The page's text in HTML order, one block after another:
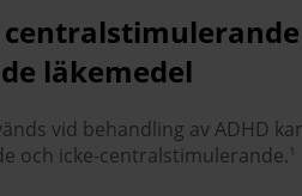
läkemedel
vid behandling av ADHD
och icke-centralstimulerande.1